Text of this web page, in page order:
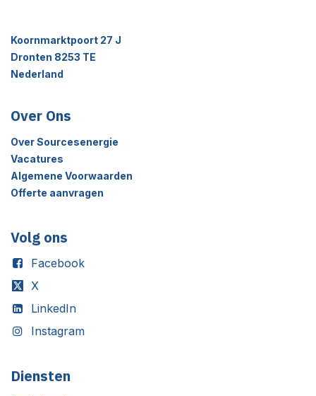
Koornmarktpoort 27 J
Dronten 8253 TE
Nederland
Over Ons
Over Sourcesenergie
Vacatures
Algemene Voorwaarden
Offerte aanvragen
Volg ons
Facebook
X
LinkedIn
Instagram
Diensten